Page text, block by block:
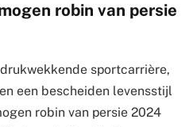
robin van persie
sportcarrière,
een bescheiden levensstijl
robin van persie 2024